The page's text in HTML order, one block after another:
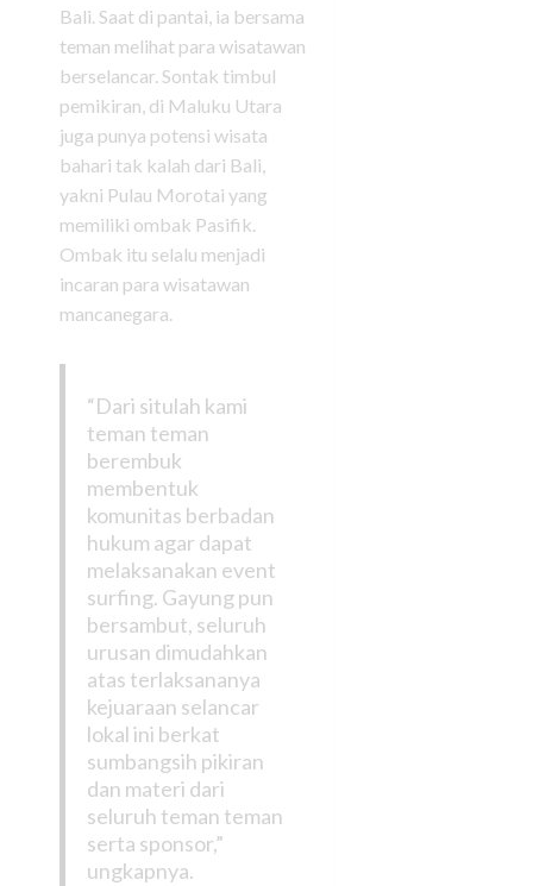
Bali. Saat di pantai, ia bersama
teman melihat para wisatawan
berselancar. Sontak timbul
pemikiran, di Maluku Utara
juga punya potensi wisata
bahari tak kalah dari Bali,
yakni Pulau Morotai yang
memiliki ombak Pasifik.
Ombak itu selalu menjadi
incaran para wisatawan
mancanegara.
“Dari situlah kami
teman teman
berembuk
membentuk
komunitas berbadan
hukum agar dapat
melaksanakan event
surfing. Gayung pun
bersambut, seluruh
urusan dimudahkan
atas terlaksananya
kejuaraan selancar
lokal ini berkat
sumbangsih pikiran
dan materi dari
seluruh teman teman
serta sponsor,”
ungkapnya.